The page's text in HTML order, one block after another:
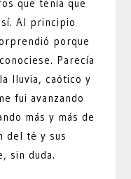
que tenía que
Al principio
porque
Parecía
lluvia, caótico y
fui avanzando
más y más de
del té y sus
sin duda.